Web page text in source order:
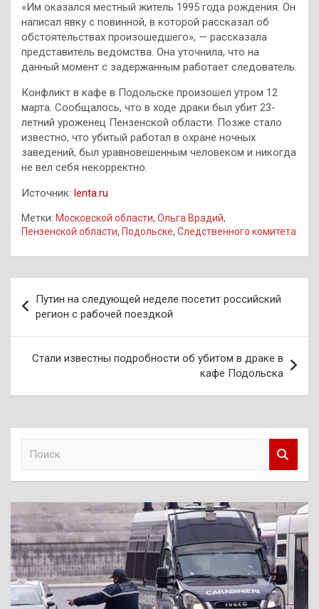
«Им оказался местный житель 1995 года рождения. Он
написал явку с повинной, в которой рассказал об
обстоятельствах произошедшего», — рассказала
представитель ведомства. Она уточнила, что на
данный момент с задержанным работает следователь.
Конфликт в кафе в Подольске произошел утром 12
марта. Сообщалось, что в ходе драки был убит 23-
летний уроженец Пензенской области. Позже стало
известно, что убитый работал в охране ночных
заведений, был уравновешенным человеком и никогда
не вел себя некорректно.
Источник: lenta.ru
Метки: Московской области, Ольга Врадий,
Пензенской области, Подольске, Следственного комитета
по
записям
Путин на следующей неделе посетит российский
регион с рабочей поездкой
Стали известны подробности об убитом в драке в
кафе Подольска
к